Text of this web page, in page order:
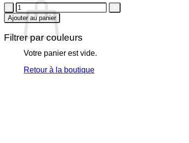
Votre panier est vide.
Retour à la boutique
quantité
de
Ducati
V4R
Ajouter au panier
Filtrer par couleurs